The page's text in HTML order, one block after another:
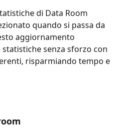
di Data Room
quando si passa da
aggiornamento
senza sforzo con
risparmiando tempo e